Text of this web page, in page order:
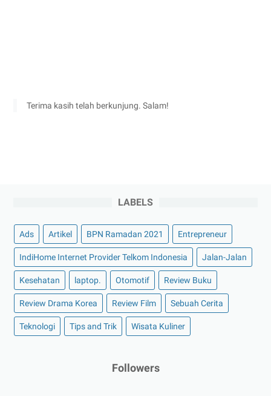
Terima kasih telah berkunjung. Salam!
LABELS
Ads Artikel BPN Ramadan 2021 Entrepreneur
IndiHome Internet Provider Telkom Indonesia Jalan-Jalan
Kesehatan laptop. Otomotif Review Buku
Review Drama Korea Review Film Sebuah Cerita
Teknologi Tips and Trik Wisata Kuliner
Followers